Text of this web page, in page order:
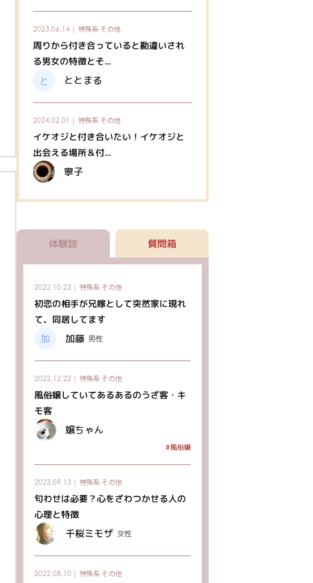
2023.06.14｜ 特殊系 その他
周りから付き合っていると勘違いされ
る男女の特徴とそ...
ととまる
2024.02.01｜ 特殊系 その他
イケオジと付き合いたい！イケオジと
出会える場所＆付...
寧子
体験談 質問箱
2022.10.23｜ 特殊系 その他
初恋の相手が兄嫁として突然家に現れ
て、同居してます
加藤 男性
2022.12.22｜ 特殊系 その他
風俗嬢していてあるあるのうざ客・キ
モ客
嬢ちゃん
#風俗嬢
2023.09.13｜ 特殊系 その他
匂わせは必要？心をざわつかせる人の
心理と特徴
千桜ミモザ 女性
2022.08.10｜ 特殊系 その他